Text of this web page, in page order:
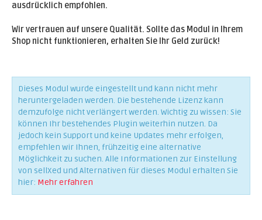
ausdrücklich empfohlen.
Wir vertrauen auf unsere Qualität. Sollte das Modul in Ihrem
Shop nicht funktionieren, erhalten Sie Ihr Geld zurück!
Dieses Modul wurde eingestellt und kann nicht mehr
heruntergeladen werden. Die bestehende Lizenz kann
demzufolge nicht verlängert werden. Wichtig zu wissen: Sie
können Ihr bestehendes Plugin weiterhin nutzen. Da
jedoch kein Support und keine Updates mehr erfolgen,
empfehlen wir Ihnen, frühzeitig eine alternative
Möglichkeit zu suchen. Alle Informationen zur Einstellung
von sellXed und Alternativen für dieses Modul erhalten Sie
hier: Mehr erfahren